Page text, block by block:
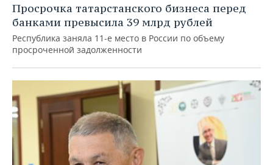
Просрочка татарстанского бизнеса перед
банками превысила 39 млрд рублей
Республика заняла 11-е место в России по объему
просроченной задолженности